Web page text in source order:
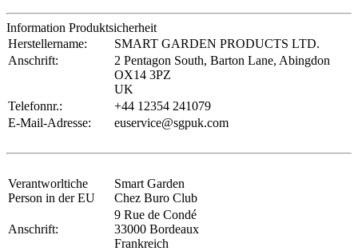
Information Produktsicherheit
Herstellername:
SMART GARDEN PRODUCTS LTD.
Anschrift:
2 Pentagon South, Barton Lane, Abingdon
OX14 3PZ
UK
Telefonnr.:
+44 12354 241079
E-Mail-Adresse:
euservice@sgpuk.com
Verantworltiche
Person in der EU
Smart Garden
Chez Buro Club
Anschrift:
9 Rue de Condé
33000 Bordeaux
Frankreich